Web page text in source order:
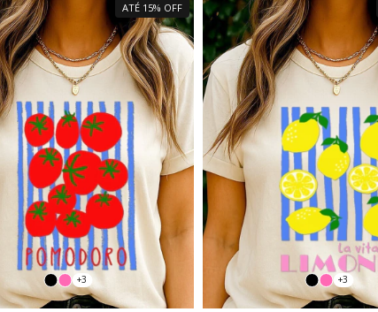
ATÉ 15% OFF
+3 +3